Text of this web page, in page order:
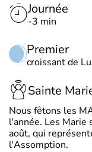
Journée
-3 min
Premier
croissant de
Sainte
Nous fêtons les
l'année. Les
août, qui
l'Assomption.